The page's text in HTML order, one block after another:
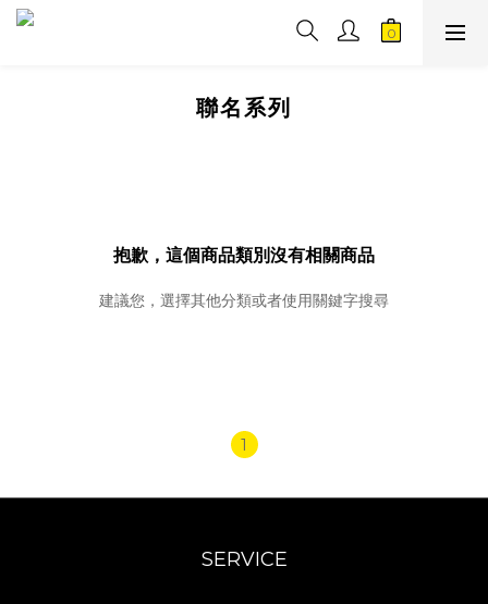
聯名系列
抱歉，這個商品類別沒有相關商品
建議您，選擇其他分類或者使用關鍵字搜尋
1
SERVICE